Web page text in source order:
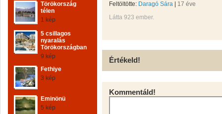
Törökország
télen
1 kép
5 csillagos
nyaralás
Törökországban
9 kép
Fethiye
3 kép
Eminönü
5 kép
Feltöltötte: Daragó Sára
17 éve
Látta 923 ember.
Értékeld!
Kommentáld!